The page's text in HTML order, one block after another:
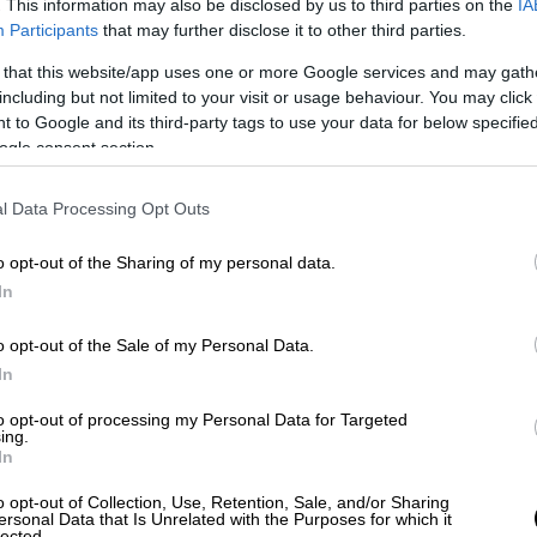
This information may also be disclosed by us to third parties on the
Participants that may further disclose it to other third parties.
that this website/app uses one or more Google services and may
but not limited to your visit or usage behaviour. You may
to Google and its third-party tags to use your data for below
consent section.
Data Processing Opt Outs
opt-out of the Sharing of my personal data.
opt-out of the Sale of my Personal Data.
opt-out of processing my Personal Data for Targeted
opt-out of Collection, Use, Retention, Sale, and/or Sharing
Data that Is Unrelated with the Purposes for which it
συγκαταλέγονται χειρόγραφα
αυτοσχέδιες εκδόσεις, πεζά
του ποιητή. Και, ακόμη, μεταφράσεις
και προσωπικού χαρακτήρα,
το οποίο περιλαμβάνει, μεταξύ
ημερολογιακού χαρακτήρα και
σε όλους – όπως ανακοίνωσε χθες
του Ιδρύματος Ωνάση, Αντώνης
του συνόλου του αρχειακού
τον στόχο που είχαμε βάλει όταν
αρχείο της παγκόσμιας πολιτιστικής